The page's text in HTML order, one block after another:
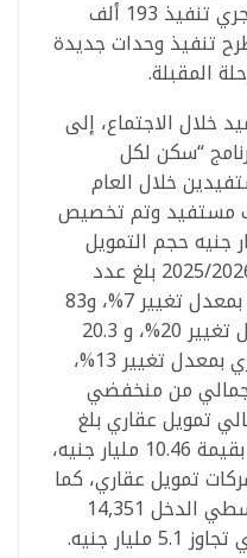
841 ألف وحدة سكنية، فيما يجري تنفيذ 193 ألف
تنفيذ وحدات جديدة
المقبلة.
خلال الاجتماع، إلى
“سكن لكل
خلال العام
2024/2025 نحو 69 ألف مستفيد وتم تخصيص
بقيمة 17.6 مليار جنيه حجم التمويل
العقاري، وخلال العام المالي 2025/2026 بلغ عدد
المستفيدين 74 ألف مستفيد بمعدل تغيير 7%، و83
ألف وحدة تم تخصيصها بمعدل تغيير 20%، و 20.3
مليار جنيه حجم التمويل العقاري بمعدل تغيير 13%،
من منخفضي
بإجمالي تمويل عقاري بلغ
103.1 مليار جنيه، ودعم نقدي بقيمة 10.46 مليار جنيه،
مشاركة 23 بنكًا و8 شركات تمويل عقاري، كما
بلغ عدد المستفيدين من متوسطي الدخل 14,351
جنيه.